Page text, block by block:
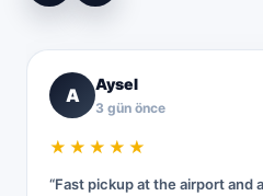
A
Aysel
3 gün önce
★★★★★
“Fast pickup at the airport and